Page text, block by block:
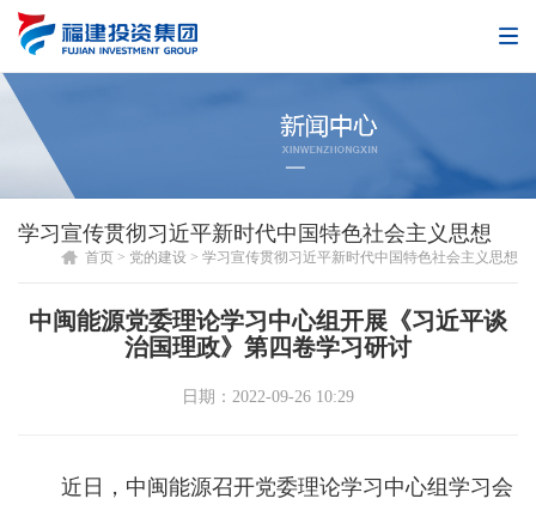
学习宣传贯彻习近平新时代中国特色社会主义思想
首页 > 党的建设 > 学习宣传贯彻习近平新时代中国特色社会主义思想
中闽能源党委理论学习中心组开展《习近平谈
治国理政》第四卷学习研讨
日期：2022-09-26 10:29
近日，中闽能源召开党委理论学习中心组学习会